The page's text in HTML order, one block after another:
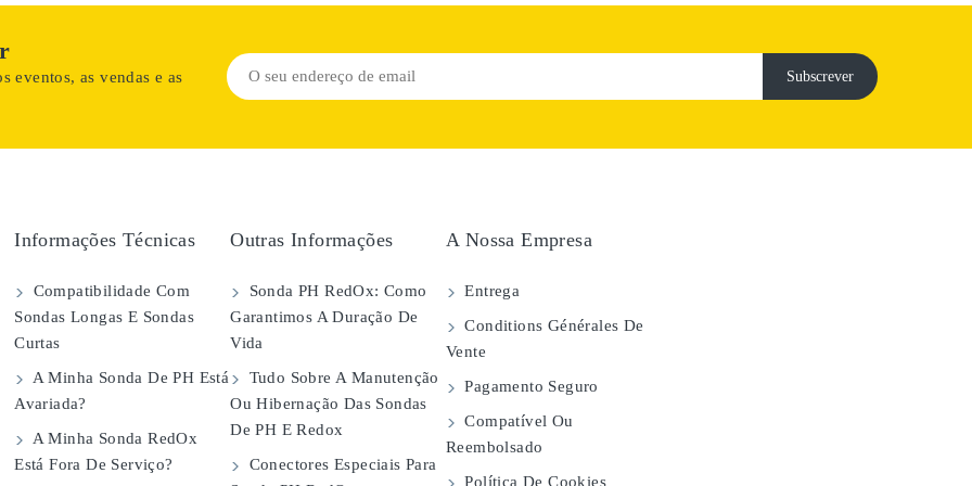
eventos, as vendas e as
Informações Técnicas
Compatibilidade Com
Sondas Longas E Sondas
Curtas
A Minha Sonda De PH Está
Avariada?
A Minha Sonda RedOx
Está Fora De Serviço?
Outras Informações
Sonda PH RedOx: Como
Garantimos A Duração De
Vida
Tudo Sobre A Manutenção
Ou Hibernação Das Sondas
De PH E Redox
Conectores Especiais Para
A Nossa Empresa
Entrega
Conditions Générales De
Vente
Pagamento Seguro
Compatível Ou
Reembolsado
Política De Cookies